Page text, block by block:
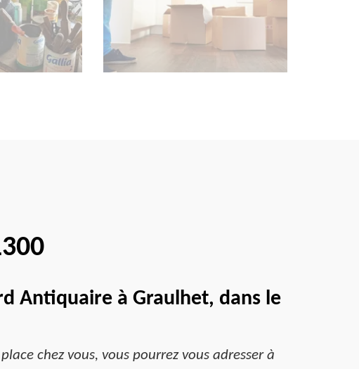
Antiquaire à Graulhet, dans le
chez vous, vous pourrez vous adresser à